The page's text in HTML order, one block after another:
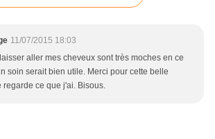
11/07/2015 18:03
aller mes cheveux sont très moches en ce
soin serait bien utile. Merci pour cette belle
regarde ce que j'ai. Bisous.